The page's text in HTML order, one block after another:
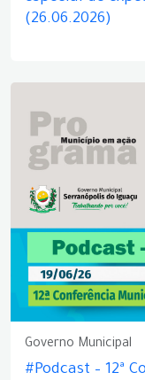
(26.06.2026)
Governo Municipal
#Podcast – 12ª